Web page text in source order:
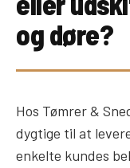
og døre?
Hos Tømrer &
dygtige til at
enkelte kundes